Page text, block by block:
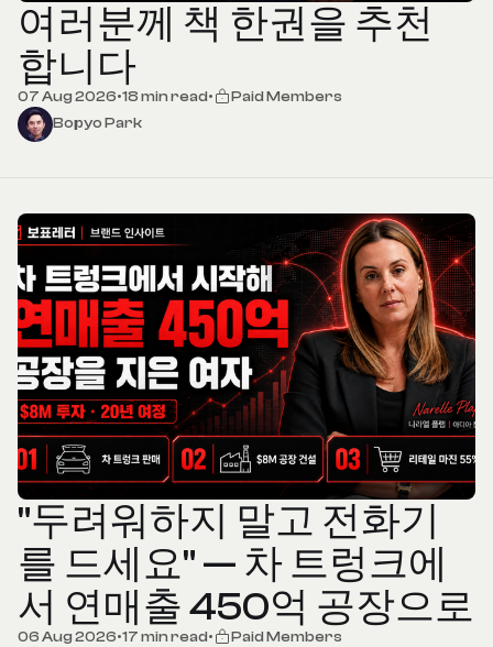
여러분께 책 한권을 추천
합니다
07 Aug 2026•18 min read•
Paid Members
Bopyo Park
"두려워하지 말고 전화기
를 드세요" — 차 트렁크에
서 연매출 450억 공장으로
06 Aug 2026•17 min read•
Paid Members